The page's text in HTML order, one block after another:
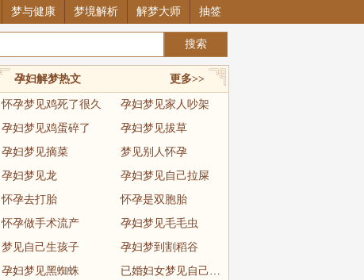
梦与健康 梦境解析 解梦大师 抽签
更多>>
孕妇解梦热文
怀孕梦见鸡死了很久
孕妇梦见家人吵架
孕妇梦见鸡蛋碎了
孕妇梦见拔草
孕妇梦见摘菜
梦见别人怀孕
孕妇梦见龙
孕妇梦见自己拉屎
怀孕去打胎
怀孕是双胞胎
怀孕做手术流产
孕妇梦见毛毛虫
梦见自己生孩子
孕妇梦到割稻谷
孕妇梦见黑蜘蛛
已婚妇女梦见自己怀孕快生了